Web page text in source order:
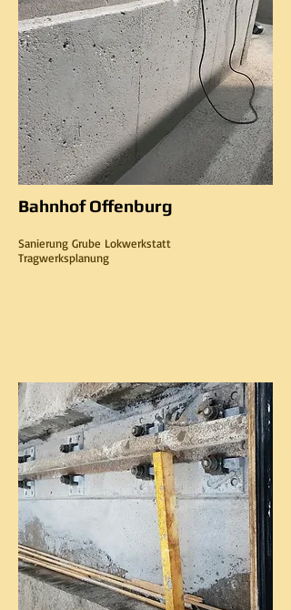
Bahnhof Offenburg
Sanierung Grube Lokwerkstatt
Tragwerksplanung